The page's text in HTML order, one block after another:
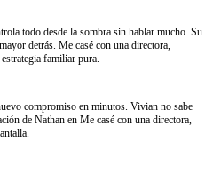
todo desde la sombra sin hablar mucho. Su
detrás. Me casé con una directora,
familiar pura.
compromiso en minutos. Vivian no sabe
de Nathan en Me casé con una directora,